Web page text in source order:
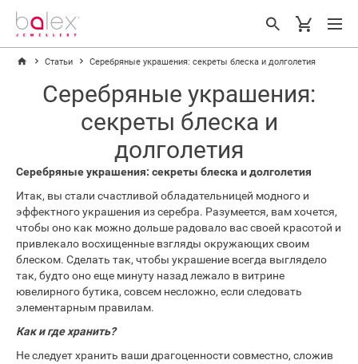
Статьи Серебряные украшения: секреты блеска и долголетия
Серебряные украшения:
секреты блеска и
долголетия
Серебряные украшения: секреты блеска и долголетия
Итак, вы стали счастливой обладательницей модного и
эффектного украшения из серебра. Разумеется, вам хочется,
чтобы оно как можно дольше радовало вас своей красотой и
привлекало восхищенные взгляды окружающих своим
блеском. Сделать так, чтобы украшение всегда выглядело
так, будто оно еще минуту назад лежало в витрине
ювелирного бутика, совсем несложно, если следовать
элементарным правилам.
Как и где хранить?
Не следует хранить ваши драгоценности совместно, сложив